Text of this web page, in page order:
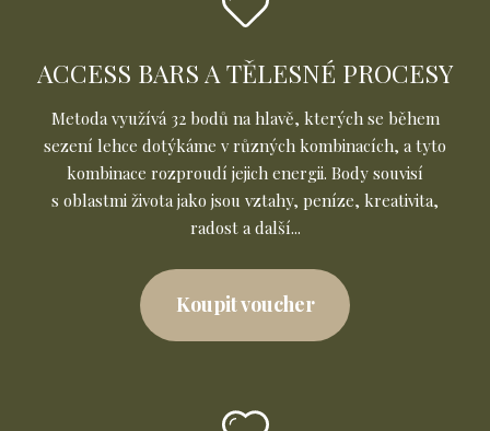
ACCESS BARS A TĚLESNÉ PROCESY
Metoda využívá 32 bodů na hlavě, kterých se během
sezení lehce dotýkáme v různých kombinacích, a tyto
kombinace rozproudí jejich energii. Body souvisí
s oblastmi života jako jsou vztahy, peníze, kreativita,
radost a další...
Koupit voucher